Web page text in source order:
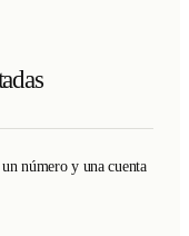
número y una cuenta